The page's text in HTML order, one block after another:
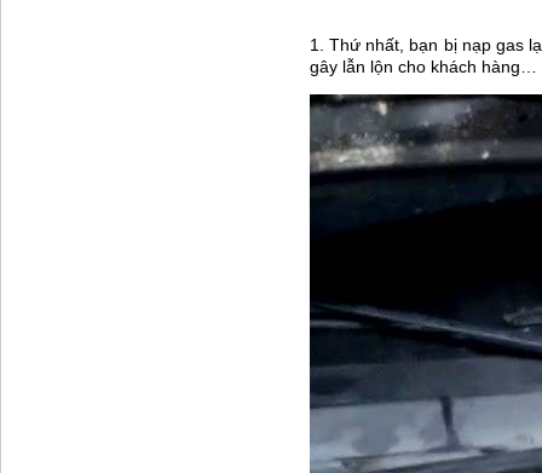
1. Thứ nhất, bạn bị nạp gas
gây lẫn lộn cho khách hàng…